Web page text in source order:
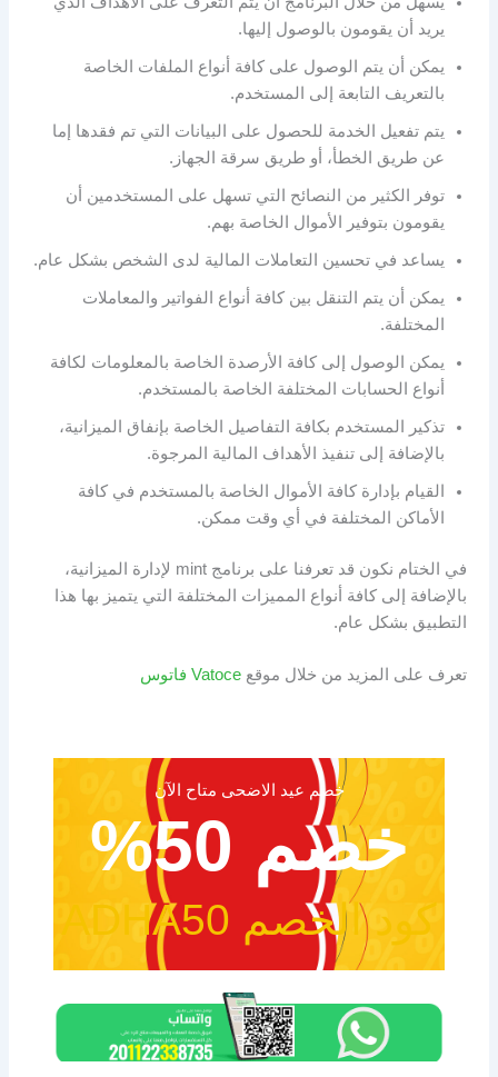
يريد أن يقومون بالوصول إليها.
يمكن أن يتم الوصول على كافة أنواع الملفات الخاصة
بالتعريف التابعة إلى المستخدم.
يتم تفعيل الخدمة للحصول على البيانات التي تم فقدها إما
عن طريق الخطأ، أو طريق سرقة الجهاز.
توفر الكثير من النصائح التي تسهل على المستخدمين أن
يقومون بتوفير الأموال الخاصة بهم.
يساعد في تحسين التعاملات المالية لدى الشخص بشكل عام.
يمكن أن يتم التنقل بين كافة أنواع الفواتير والمعاملات
المختلفة.
يمكن الوصول إلى كافة الأرصدة الخاصة بالمعلومات لكافة
أنواع الحسابات المختلفة الخاصة بالمستخدم.
تذكير المستخدم بكافة التفاصيل الخاصة بإنفاق الميزانية،
بالإضافة إلى تنفيذ الأهداف المالية المرجوة.
القيام بإدارة كافة الأموال الخاصة بالمستخدم في كافة
الأماكن المختلفة في أي وقت ممكن.
في الختام نكون قد تعرفنا على برنامج mint لإدارة الميزانية،
بالإضافة إلى كافة أنواع المميزات المختلفة التي يتميز بها هذا
التطبيق بشكل عام.
تعرف على المزيد من خلال موقع Vatoce فاتوس
خصم عيد الاضحى متاح الآن
خصم 50%
كود الخصم ADHA50